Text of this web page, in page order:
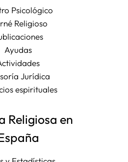
Psicológico
Religioso
Ayudas
Jurídica
espirituales
Religiosa en